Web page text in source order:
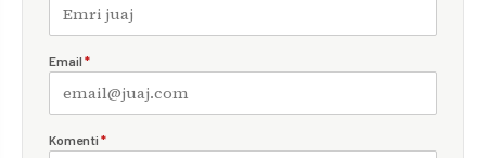
Email *
Komenti *